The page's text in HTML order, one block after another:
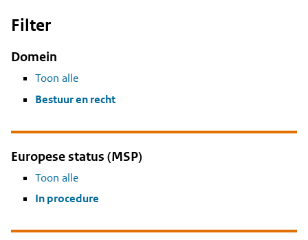
Filter
Domein
Toon alle
Bestuur en recht
Europese status (MSP)
Toon alle
In procedure